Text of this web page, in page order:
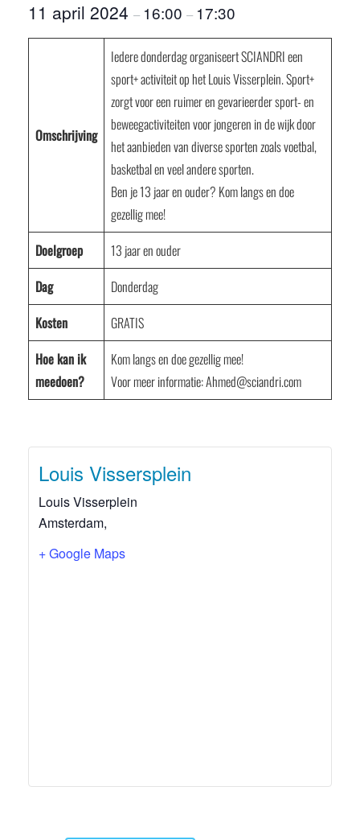
11 april 2024 – 16:00 – 17:30
Omschrijving
Iedere donderdag organiseert SCIANDRI een
sport+ activiteit op het Louis Visserplein. Sport+
zorgt voor een ruimer en gevarieerder sport- en
beweegactiviteiten voor jongeren in de wijk door
het aanbieden van diverse sporten zoals voetbal,
basketbal en veel andere sporten.
Ben je 13 jaar en ouder? Kom langs en doe
gezellig mee!
Doelgroep
13 jaar en ouder
Dag
Donderdag
Kosten
GRATIS
Hoe kan ik
meedoen?
Kom langs en doe gezellig mee!
Voor meer informatie: Ahmed@sciandri.com
Louis Vissersplein
Louis Visserplein
Amsterdam,
+ Google Maps